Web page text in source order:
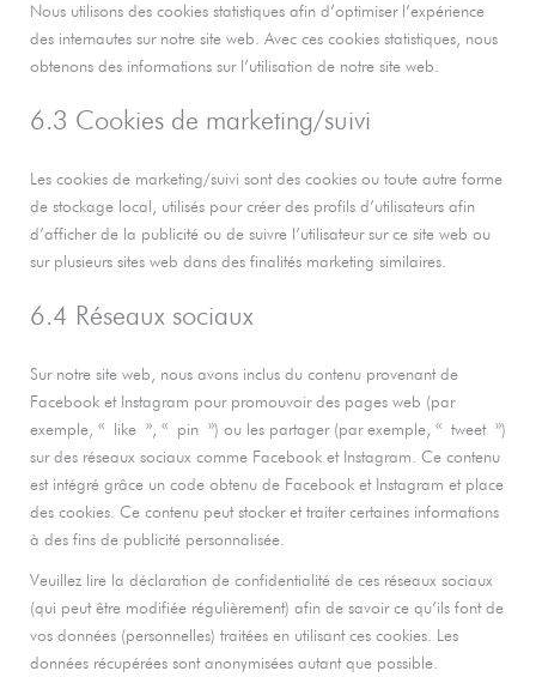
Nous utilisons des cookies statistiques afin d’optimiser l’expérience
des internautes sur notre site web. Avec ces cookies statistiques, nous
obtenons des informations sur l’utilisation de notre site web.
6.3 Cookies de marketing/suivi
Les cookies de marketing/suivi sont des cookies ou toute autre forme
de stockage local, utilisés pour créer des profils d’utilisateurs afin
d’afficher de la publicité ou de suivre l’utilisateur sur ce site web ou
sur plusieurs sites web dans des finalités marketing similaires.
6.4 Réseaux sociaux
Sur notre site web, nous avons inclus du contenu provenant de
Facebook et Instagram pour promouvoir des pages web (par
exemple, « like », « pin ») ou les partager (par exemple, « tweet »)
sur des réseaux sociaux comme Facebook et Instagram. Ce contenu
est intégré grâce un code obtenu de Facebook et Instagram et place
des cookies. Ce contenu peut stocker et traiter certaines informations
à des fins de publicité personnalisée.
Veuillez lire la déclaration de confidentialité de ces réseaux sociaux
(qui peut être modifiée régulièrement) afin de savoir ce qu’ils font de
vos données (personnelles) traitées en utilisant ces cookies. Les
données récupérées sont anonymisées autant que possible.